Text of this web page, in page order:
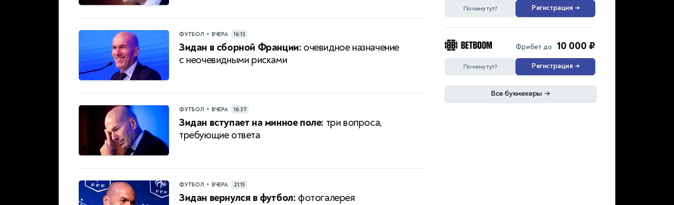
ФУТБОЛ • ВЧЕРА 16:13
Зидан в сборной Франции: очевидное назначение
с неочевидными рисками
ФУТБОЛ • ВЧЕРА 16:37
Зидан вступает на минное поле: три вопроса,
требующие ответа
ФУТБОЛ • ВЧЕРА 21:15
Зидан вернулся в футбол: фотогалерея
Почему тут? Регистрация →
Фрибет до 10 000 ₽
Почему тут? Регистрация →
Все букмекеры →